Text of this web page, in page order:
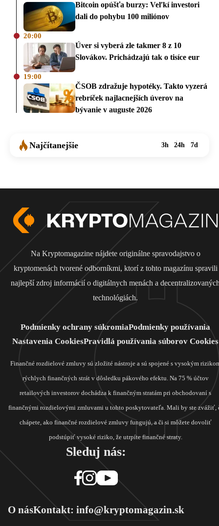
Bitcoin opúšťa burzy: Veľkí investori
dali do pohybu 100 miliónov
20:00
Úver si vyberá zle takmer 8 z 10
Slovákov. Prichádzajú tak o tisíce eur
19:00
ČSOB zdražuje hypotéky. Takto vyzerá
rebríček najlacnejších úverov na
bývanie v auguste 2026
Najčítanejšie 3h 24h 7d
Na Kryptomagazine nájdete originálne spravodajstvo o
kryptomenách tvorené odborníkmi, ktorí z tohto magazínu spravili
najlepší zdroj informácií o digitálnych menách a
technológiách.
Podmienky ochrany súkromiaPodmienky používania
Nastavenia CookiesPravidlá používania súborov Cookies
Finančné rozdielové zmluvy sú zložité nástroje a sú spojené s vysokým
rýchlych finančných strát v dôsledku pákového efektu. Na 75 % účtov
retailových investorov dochádza k finančným stratám pri obchodovaní s
finančnými rozdielovými zmluvami u tohto poskytovateľa. Mali by ste zvážiť,
chápete, ako finančné rozdielové zmluvy fungujú, a či si môžete dovoliť
podstúpiť vysoké riziko, že utrpíte finančné straty.
Sleduj nás:
O násKontakt: info@kryptomagazin.sk